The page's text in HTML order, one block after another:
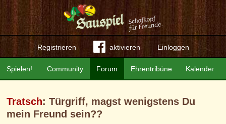
Registrieren aktivieren Einloggen
Community Forum Ehrentribüne Kalender
Spielen!
Tratsch: Türgriff, magst wenigstens Du
mein Freund sein??